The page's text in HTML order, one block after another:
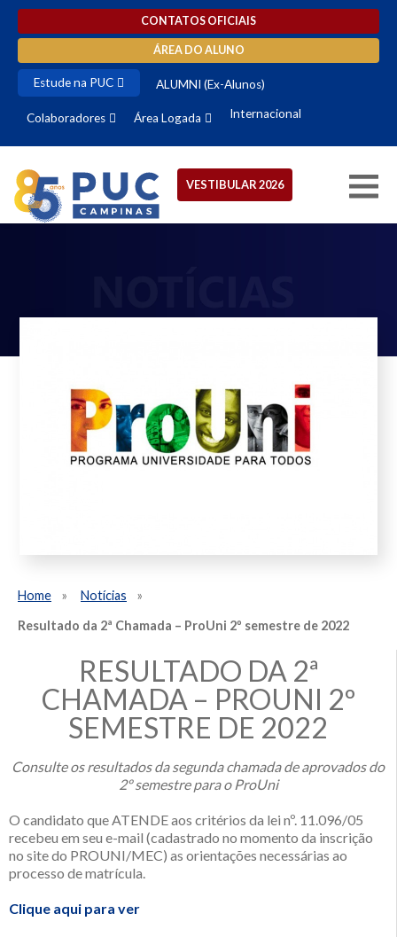
CONTATOS OFICIAIS
ÁREA DO ALUNO
Estude na PUC ALUMNI (Ex-Alunos)
Colaboradores Área Logada Internacional
VESTIBULAR 2026
Home
Notícias
Resultado da 2ª Chamada – ProUni 2º semestre de 2022
RESULTADO DA 2ª
CHAMADA – PROUNI 2º
SEMESTRE DE 2022
Consulte os resultados da segunda chamada de aprovados do
2º semestre para o ProUni
O candidato que ATENDE aos critérios da lei nº. 11.096/05
recebeu em seu e-mail (cadastrado no momento da inscrição
no site do PROUNI/MEC) as orientações necessárias ao
processo de matrícula.
Clique aqui para ver